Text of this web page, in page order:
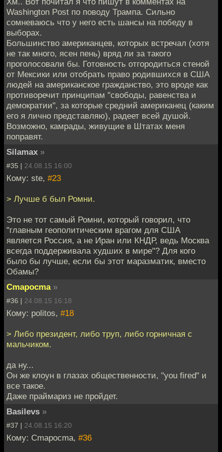
Washington Post по поводу Трампа. Сильно
сомневаюсь что у него есть шансы на победу в
выборах.
Большинство американцев, которых встречал (хотя
не так много, ясен пень) вряд ли за такого
проголосовали бы. Готовность отгородиться стеной
от Мексики или отобрать право родившихся в США
людей на американское гражданство, это вроде как
противоречит принципам "свободы, равенства и
демократии", за которые средний американец (каким
его я лично представляю), радеет всей душой.
Возможно, камрады, живущие в Штатах меня
поправят.
Silamax »
#35 | 24.08.15 16:00
Кому: ste, #23
> Лучше б был Ромни.
Это не тот самый Ромни, который говорил, что
"главным геополитическим врагом для США
является Россия, а не Иран или КНДР, ведь Москва
всегда поддерживала худших в мире"? Для кого
было бы лучше, если бы этот маразматик, вместо
Обамы?
Cmapocma »
#36 | 24.08.15 16:18
Кому: politos, #18
> Либо президент, либо труп, либо горничная с
мальчиком.
да ну...
Он же клоун в глазах общественности, "you fired" и
все такое.
Даже праймариз не пройдет.
Basilevs »
#37 | 24.08.15 16:20
Кому: Cmapocma, #36